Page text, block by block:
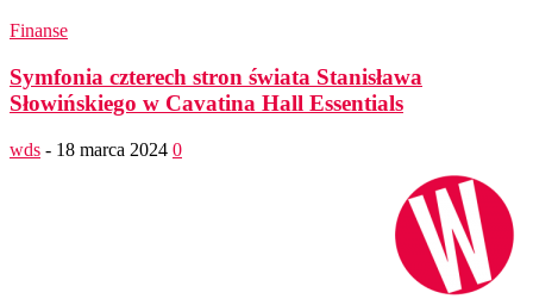
Finanse
Symfonia czterech stron świata Stanisława
Słowińskiego w Cavatina Hall Essentials
wds - 18 marca 2024 0